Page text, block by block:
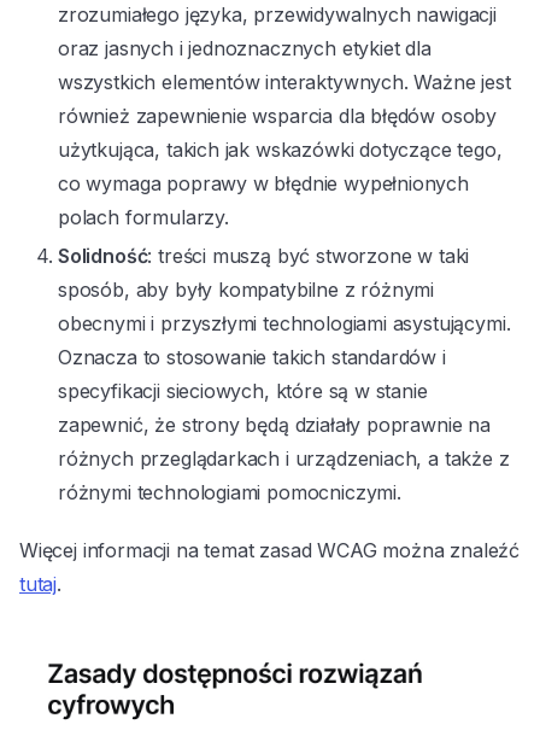
zrozumiałego języka, przewidywalnych nawigacji
oraz jasnych i jednoznacznych etykiet dla
wszystkich elementów interaktywnych. Ważne jest
również zapewnienie wsparcia dla błędów osoby
użytkująca, takich jak wskazówki dotyczące tego,
co wymaga poprawy w błędnie wypełnionych
polach formularzy.
Solidność: treści muszą być stworzone w taki
sposób, aby były kompatybilne z różnymi
obecnymi i przyszłymi technologiami asystującymi.
Oznacza to stosowanie takich standardów i
specyfikacji sieciowych, które są w stanie
zapewnić, że strony będą działały poprawnie na
różnych przeglądarkach i urządzeniach, a także z
różnymi technologiami pomocniczymi.
Więcej informacji na temat zasad WCAG można znaleźć
tutaj.